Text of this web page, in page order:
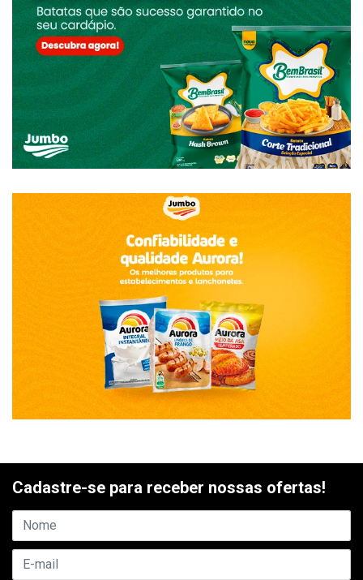
Cadastre-se para receber nossas ofertas!